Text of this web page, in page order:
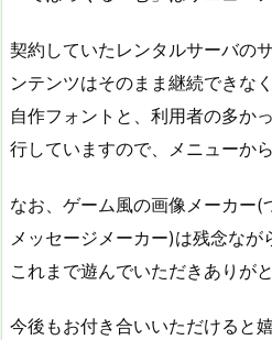
契約していたレンタルサーバの
ンテンツはそのまま継続できな
自作フォントと、利用者の多か
行していますので、メニューか
なお、ゲーム風の画像メーカー(
メッセージメーカー)は残念なが
これまで遊んでいただきありが
今後もお付き合いいただけると